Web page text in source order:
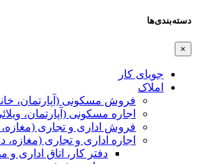
دسته‌بندی‌ها
×
جویای کار
املاک
فروش مسکونی (آپارتمان،
اجاره مسکونی (آپارتمان،
فروش اداری و تجاری (مغازه،
اجاره اداری و تجاری (مغازه،
دفتر کار، اتاق اداری